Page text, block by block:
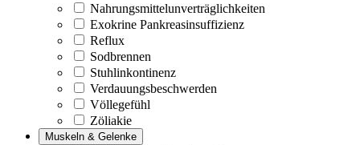
Nahrungsmittelunverträglichkeiten
Exokrine Pankreasinsuffizienz
Reflux
Sodbrennen
Stuhlinkontinenz
Verdauungsbeschwerden
Völlegefühl
Zöliakie
Muskeln & Gelenke